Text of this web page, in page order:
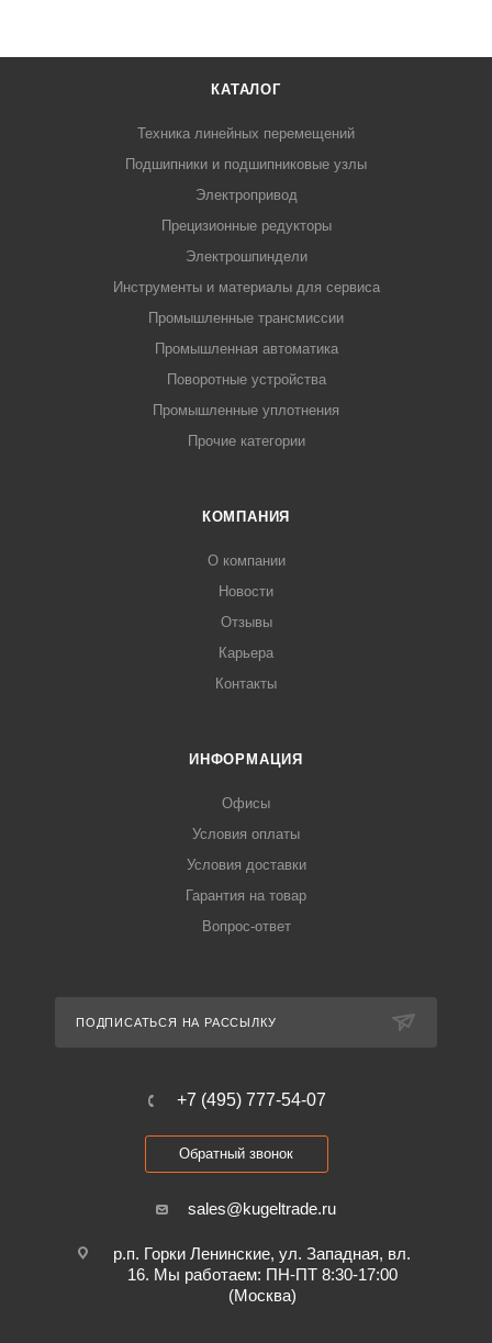
КАТАЛОГ
Техника линейных перемещений
Подшипники и подшипниковые узлы
Электропривод
Прецизионные редукторы
Электрошпиндели
Инструменты и материалы для сервиса
Промышленные трансмиссии
Промышленная автоматика
Поворотные устройства
Промышленные уплотнения
Прочие категории
КОМПАНИЯ
О компании
Новости
Отзывы
Карьера
Контакты
ИНФОРМАЦИЯ
Офисы
Условия оплаты
Условия доставки
Гарантия на товар
Вопрос-ответ
ПОДПИСАТЬСЯ НА РАССЫЛКУ
+7 (495) 777-54-07
Обратный звонок
sales@kugeltrade.ru
р.п. Горки Ленинские, ул. Западная, вл.
16. Мы работаем: ПН-ПТ 8:30-17:00
(Москва)